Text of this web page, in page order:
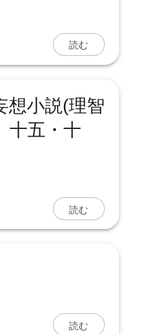
読む
想小説(理智
十五・十
読む
読む